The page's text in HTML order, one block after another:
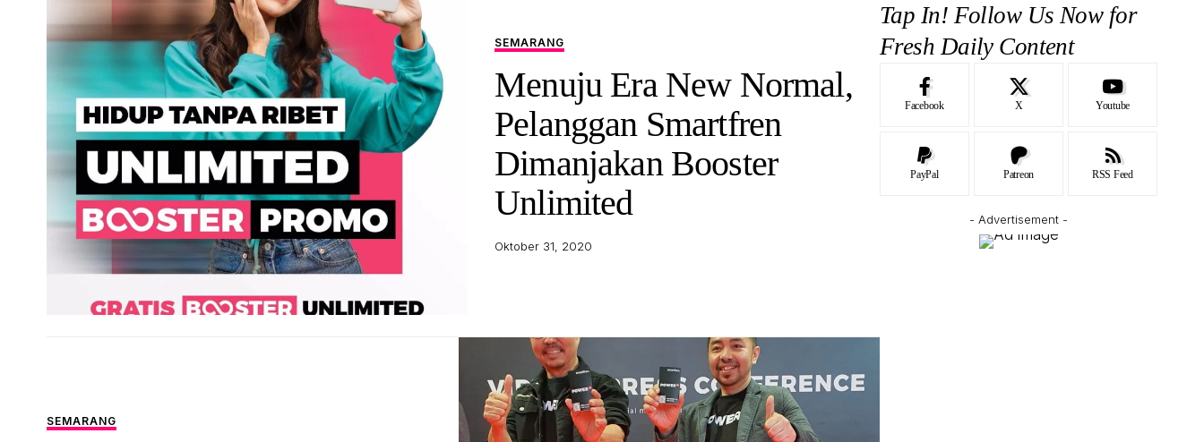
SEMARANG
Menuju Era New Normal,
Pelanggan Smartfren
Dimanjakan Booster
Unlimited
Oktober 31, 2020
SEMARANG
Tap In! Follow Us Now for
Fresh Daily Content
Facebook X Youtube
PayPal Patreon RSS Feed
- Advertisement -